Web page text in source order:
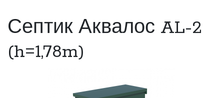
Септик Аквалос AL-2
(h=1,78m)